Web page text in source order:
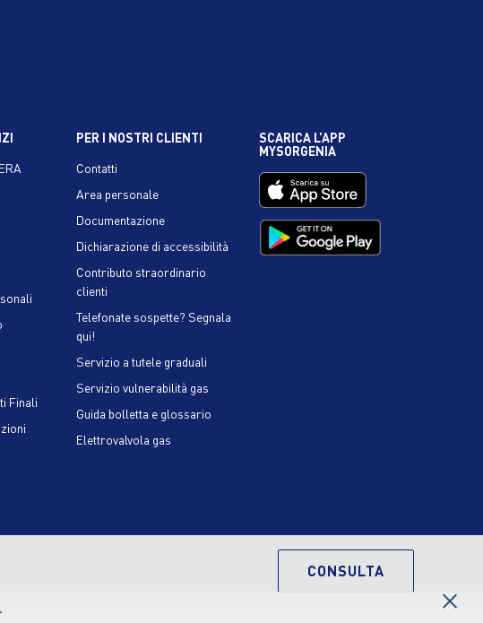
×
Finali
PER I NOSTRI CLIENTI
Contatti
Area personale
Documentazione
Dichiarazione di accessibilità
Contributo straordinario
clienti
Telefonate sospette? Segnala
qui!
Servizio a tutele graduali
Servizio vulnerabilità gas
Guida bolletta e glossario
Elettrovalvola gas
SCARICA L’APP
MYSORGENIA
CONSULTA